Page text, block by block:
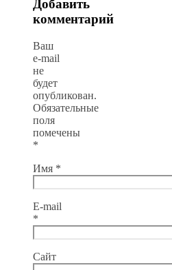
Добавить
комментарий
Ваш
e-mail
не
будет
опубликован.
Обязательные
поля
помечены
*
Имя *
E-mail
*
Сайт